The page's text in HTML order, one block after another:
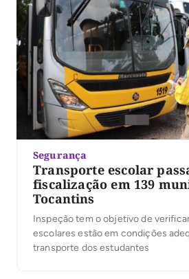
Segurança
Transporte escolar
fiscalização em 139
Tocantins
Inspeção tem o objetivo de
escolares estão em condições
transporte dos estudantes